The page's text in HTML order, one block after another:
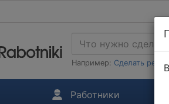
Например: Сделать
Работники